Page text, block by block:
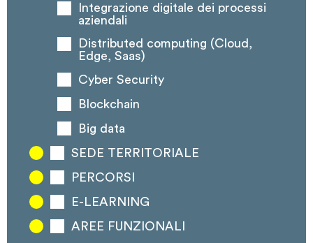
Integrazione digitale dei processi
aziendali
Distributed computing (Cloud,
Edge, Saas)
Cyber Security
Blockchain
Big data
SEDE TERRITORIALE
PERCORSI
E-LEARNING
AREE FUNZIONALI